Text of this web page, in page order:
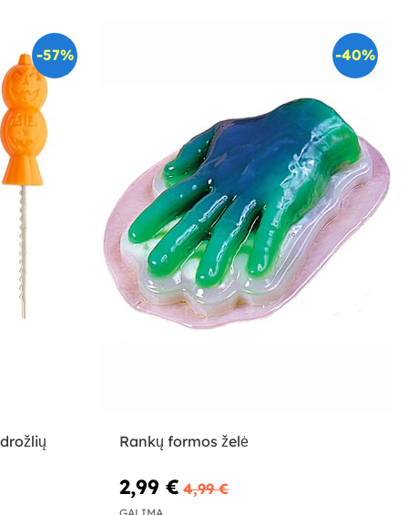
-57% -40%
Rankų formos želė
2,99 € 4,99 €